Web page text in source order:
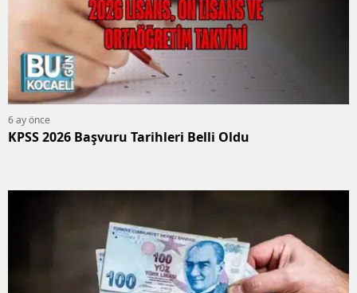
6 ay önce
KPSS 2026 Başvuru Tarihleri Belli Oldu